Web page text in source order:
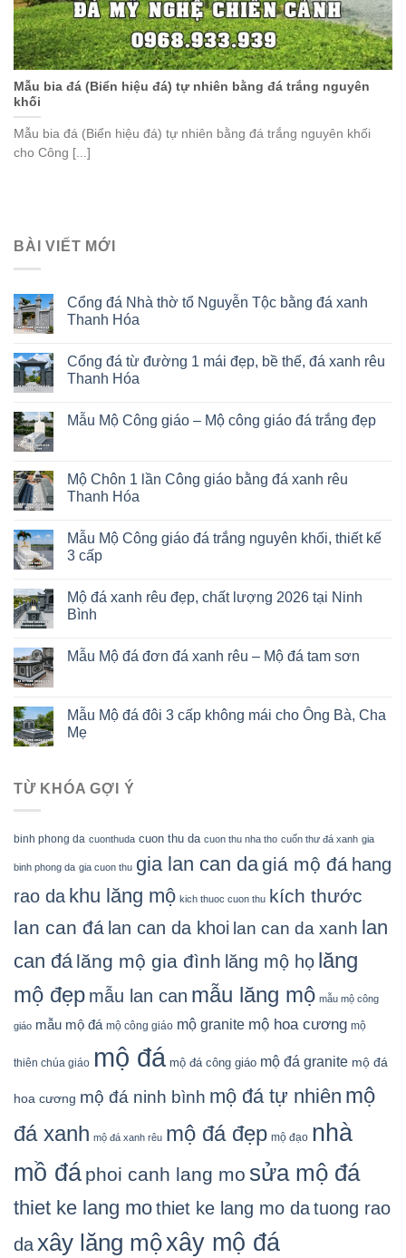
Mẫu bia đá (Biển hiệu đá) tự nhiên bằng đá trắng nguyên
khối
Mẫu bia đá (Biển hiệu đá) tự nhiên bằng đá trắng nguyên khối
cho Công [...]
BÀI VIẾT MỚI
Cổng đá Nhà thờ tổ Nguyễn Tộc bằng đá xanh
Thanh Hóa
Cổng đá từ đường 1 mái đẹp, bề thế, đá xanh rêu
Thanh Hóa
Mẫu Mộ Công giáo – Mộ công giáo đá trắng đẹp
Mộ Chôn 1 lần Công giáo bằng đá xanh rêu
Thanh Hóa
Mẫu Mộ Công giáo đá trắng nguyên khối, thiết kế
3 cấp
Mộ đá xanh rêu đẹp, chất lượng 2026 tại Ninh
Bình
Mẫu Mộ đá đơn đá xanh rêu – Mộ đá tam sơn
Mẫu Mộ đá đôi 3 cấp không mái cho Ông Bà, Cha
Mẹ
TỪ KHÓA GỢI Ý
binh phong da cuonthuda cuon thu da cuon thu nha tho cuốn thư đá xanh gia
binh phong da gia cuon thu gia lan can dagiá mộ đá hang
rao da khu lăng mộ kich thuoc cuon thu kích thước
lan can đá lan can da khoi lan can da xanh lan
can đá lăng mộ gia đình lăng mộ họ lăng
mộ đẹp mẫu lan can mẫu lăng mộ mẫu mộ công
giáo mẫu mộ đá mộ công giáo mộ granite mộ hoa cương mộ
thiên chúa giáo mộ đá mộ đá công giáo mộ đá granite mộ đá
hoa cương mộ đá ninh bình mộ đá tự nhiên mộ
đá xanh mộ đá xanh rêu mộ đá đẹp mộ đạo nhà
mồ đá phoi canh lang mo sửa mộ đá
thiet ke lang mothiet ke lang mo datuong rao
daxây lăng mộxây mộ đá